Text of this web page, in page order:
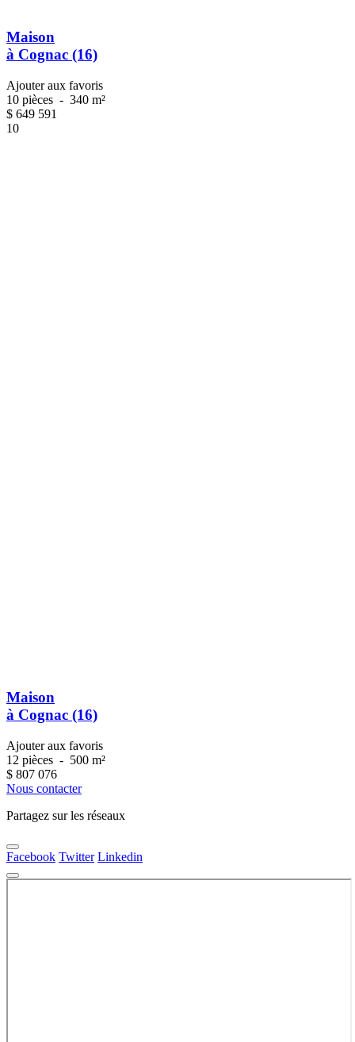
Maison
à Cognac (16)
Ajouter aux favoris
10 pièces - 340 m²
$ 649 591
10
Maison
à Cognac (16)
Ajouter aux favoris
12 pièces - 500 m²
$ 807 076
Nous contacter
Partagez sur les réseaux
Facebook Twitter Linkedin